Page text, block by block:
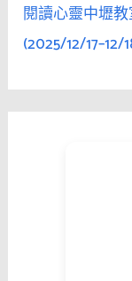
閱讀心靈中壢
(2025/12/